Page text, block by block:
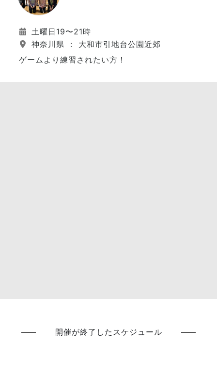
土曜日19〜21時
神奈川県 ： 大和市引地台公園近郊
ゲームより練習されたい方！
開催が終了したスケジュール